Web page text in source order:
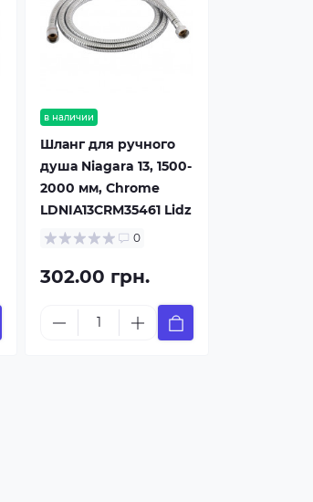
в наличии
Шланг для ручного
душа Niagara 13, 1500-
2000 мм, Chrome
LDNIA13CRM35461 Lidz
0
302.00 грн.